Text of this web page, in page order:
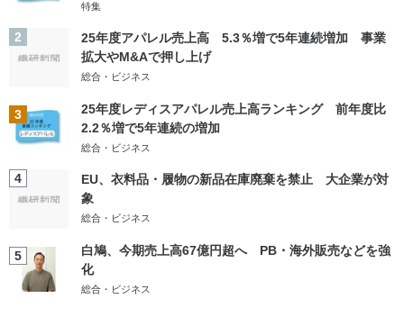
特集
2
25年度アパレル売上高 5.3％増で5年連続増加 事業
拡大やM&Aで押し上げ
総合・ビジネス
3
25年度レディスアパレル売上高ランキング 前年度比
2.2％増で5年連続の増加
総合・ビジネス
4
EU、衣料品・履物の新品在庫廃棄を禁止 大企業が対
象
総合・ビジネス
5
白鳩、今期売上高67億円超へ PB・海外販売などを強
化
総合・ビジネス